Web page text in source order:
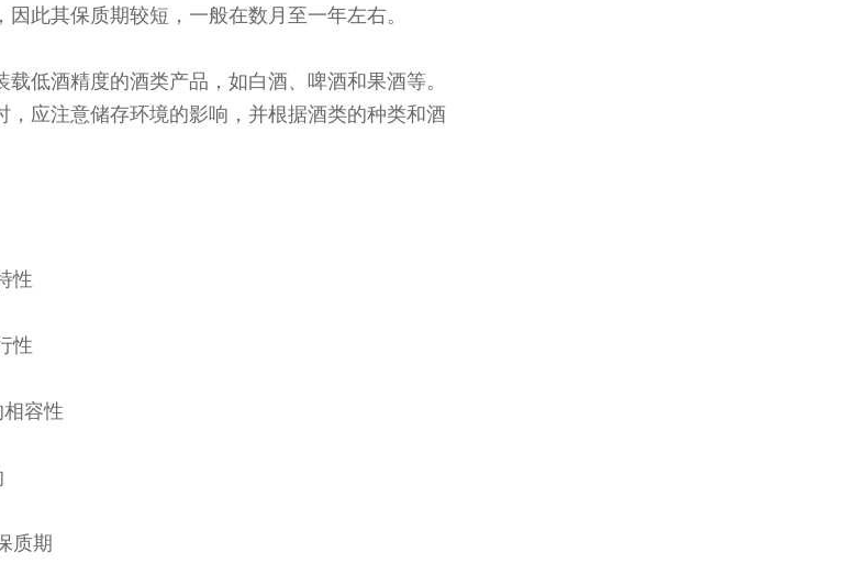
此其保质期较短，一般在数月至一年左右。
低酒精度的酒类产品，如白酒、啤酒和果酒等。
，应注意储存环境的影响，并根据酒类的种类和酒
性
性
容性
质期